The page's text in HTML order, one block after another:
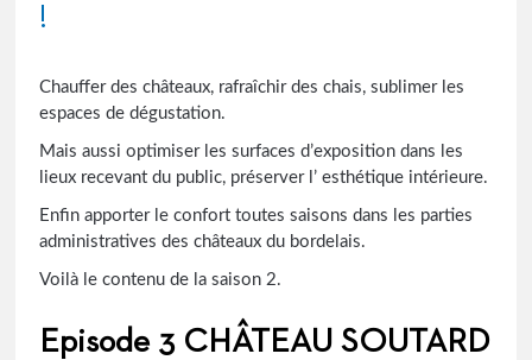
!
Chauffer des châteaux, rafraîchir des chais, sublimer les
espaces de dégustation.
Mais aussi optimiser les surfaces d’exposition dans les
lieux recevant du public, préserver l’ esthétique intérieure.
Enfin apporter le confort toutes saisons dans les parties
administratives des châteaux du bordelais.
Voilà le contenu de la saison 2.
Episode 3 CHÂTEAU SOUTARD